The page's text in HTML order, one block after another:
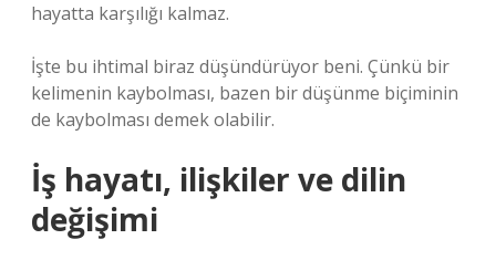
hayatta karşılığı kalmaz.
İşte bu ihtimal biraz düşündürüyor beni. Çünkü bir
kelimenin kaybolması, bazen bir düşünme biçiminin
de kaybolması demek olabilir.
İş hayatı, ilişkiler ve dilin
değişimi